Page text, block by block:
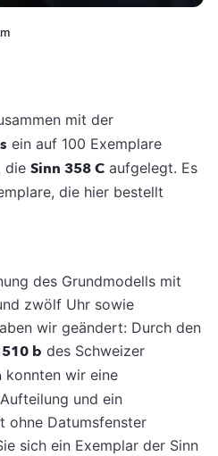
mit der
ein auf 100 Exemplare
die Sinn 358 C aufgelegt. Es
die hier bestellt
des Grundmodells mit
zwölf Uhr sowie
wir geändert: Durch den
b des Schweizer
konnten wir eine
und ein
ohne Datumsfenster
sich ein Exemplar der Sinn